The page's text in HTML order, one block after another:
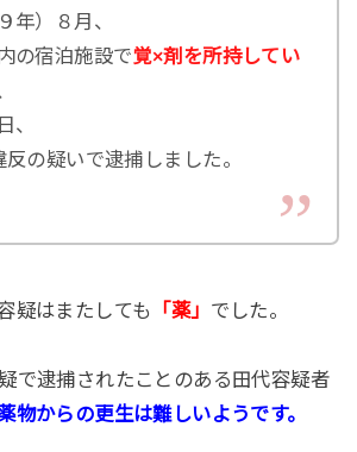
年）８月、
の宿泊施設で覚×剤を所持してい
、
の疑いで逮捕しました。
疑はまたしても 「薬」 でした。
で逮捕されたことのある田代容疑者
物からの更生は難しいようです。